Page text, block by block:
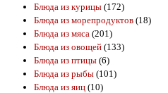
Блюда из курицы (172)
Блюда из морепродуктов (18)
Блюда из мяса (201)
Блюда из овощей (133)
Блюда из птицы (6)
Блюда из рыбы (101)
Блюда из яиц (10)